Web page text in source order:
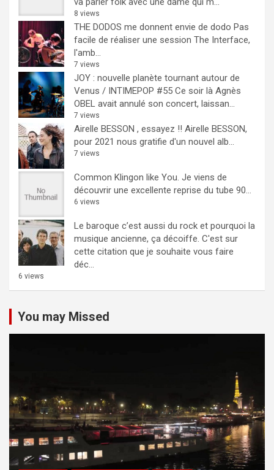
8 views
THE DODOS me donnent envie de dodo Pas
facile de réaliser une session The Interface,
l'amb...
7 views
JOY : nouvelle planète tournant autour de
Venus / INTIMEPOP #55 Ce soir là Agnès
OBEL avait annulé son concert, laissan...
7 views
Airelle BESSON , essayez !! Airelle BESSON,
pour 2021 nous gratifie d'un nouvel alb...
7 views
Common Klingon like You. Je viens de
découvrir une excellente reprise du tube 90...
6 views
Le baroque c’est aussi du rock et pourquoi la
musique ancienne, ça décoiffe. C'est sur
cette citation que je souhaite vous faire
déc...
6 views
You may Missed